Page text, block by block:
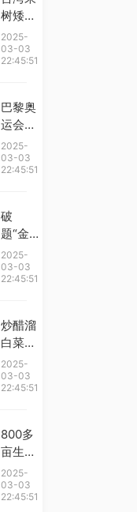
树矮化
种植技
术落户
西藏八
苹果产
量品质
优
2025-
03-03
22:45:51
巴黎奥
运会云
南运动
员张俊
以第十
完赛，
加油云
伙！一
起期待
的表
现！
2025-
03-03
22:45:51
破
题“金
色产
业”的
困与路
助力罗
平小黄
智”升
级
2025-
03-03
22:45:51
炒醋溜
白菜火
候很重
要，学
会这一
嫩不出
汁，一
2碗饭
2025-
03-03
22:45:51
800多
亩生姜
大田迎
丰收
即墨区
2025-
03-03
22:45:51